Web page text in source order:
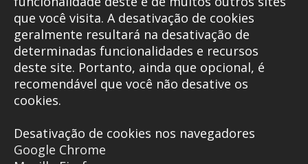
que você visita. A desativação de cookies
geralmente resultará na desativação de
determinadas funcionalidades e recursos
deste site. Portanto, ainda que opcional, é
recomendável que você não desative os
cookies.
Desativação de cookies nos navegadores
Google Chrome